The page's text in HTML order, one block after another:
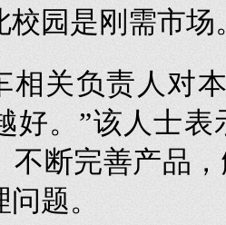
校园是刚需市场
相关负责人对
好。”该人士
不断完善产品
题。